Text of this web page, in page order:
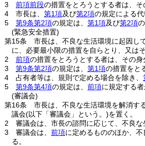
3
前項前段の措置をとろうとする者は、
4
市長は、 第1項及び第2項の規定による
5
第9条第2項の規定は、 第1項及び第2項
(緊急安全措置)
第15条
市長は、不良な生活環境に起因し
に、必要最小限の措置を自らとり、又は
2
前項の措置をとろうとする者は、その
3
第9条第2項の規定は、 第1項の措置をと
4
占有者等は、規則で定める場合を除き、
5
第9条第4項の規定は、 前項に規定する
(審議会)
第16条
市長は、不良な生活環境を解消す
議会(以下「審議会」という。)を置く。
2
審議会は、市長の諮問に応じて、不良
3
審議会は、 前項に定めるもののほか、
る。